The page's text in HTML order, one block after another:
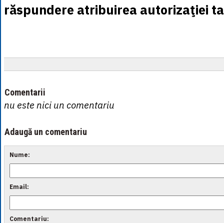
răspundere atribuirea autorizaţiei
Comentarii
nu este nici un comentariu
Adaugă un comentariu
Nume:
Email:
Comentariu: